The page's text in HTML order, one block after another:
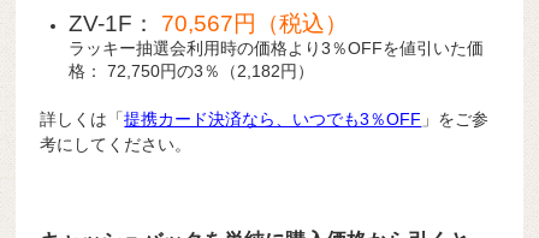
ZV-1F： 70,567円（税込）
ラッキー抽選会利用時の価格より3％OFFを値引いた価
格： 72,750円の3％（2,182円）
詳しくは「提携カード決済なら、いつでも3％OFF 」をご参
考にしてください。